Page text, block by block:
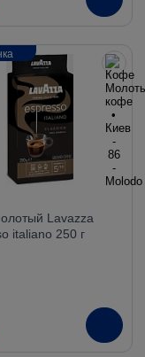
Lavazza
italiano 250 г